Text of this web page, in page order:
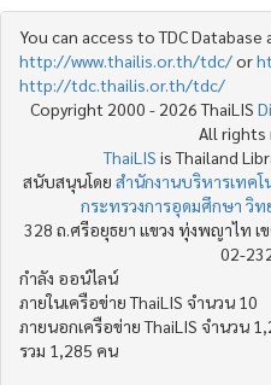
You can access to TDC Database
http://www.thailis.or.th/tdc/or
http://tdc.thailis.or.th/tdc/
Copyright 2000 - 2026 ThaiLIS
All rights
ThaiLIS is Thailand
สนับสนุนโดย สำนักงานบริหารเทค
กระทรวงการอุดมศึกษา วิ
328 ถ.ศรีอยุธยา แขวง ทุ่งพญาไท เ
02-
กำลัง ออน์ไลน์
ภายในเครือข่าย ThaiLIS จำนวน 10
ภายนอกเครือข่าย ThaiLIS จำนวน
รวม 1,285 คน